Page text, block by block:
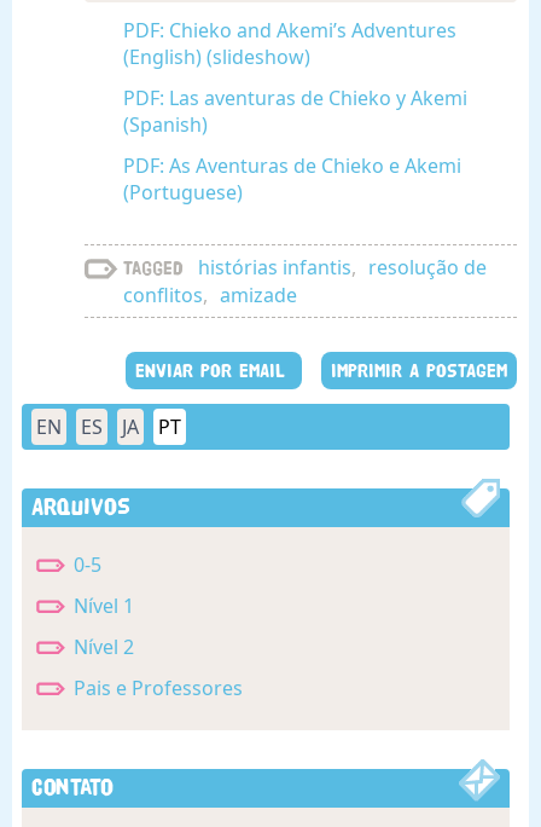
PDF: Chieko and Akemi’s Adventures
(English) (slideshow)
PDF: Las aventuras de Chieko y Akemi
(Spanish)
PDF: As Aventuras de Chieko e Akemi
(Portuguese)
Tagged histórias infantis, resolução de
conflitos, amizade
ENVIAR POR EMAIL IMPRIMIR A POSTAGEM
EN ES JA PT
Arquivos
0-5
Nível 1
Nível 2
Pais e Professores
Contato